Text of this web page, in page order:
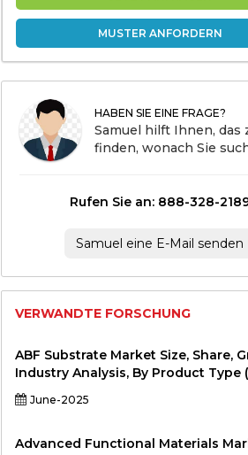
MUSTER ANFORDERN
HABEN SIE EINE FRAGE?
Samuel hilft Ihnen, das
finden, wonach Sie
Rufen Sie an: 888-328-
Samuel eine E-Mail senden
VERWANDTE FORSCHUNG
ABF Substrate Market Size, Share,
Industry Analysis, By Product Type
Substrate with ≤ 8 Layers, ABF
with 9–12 Layers, >12 Layers) By
Cards, Network Devices, Others)
June-2025
Advanced Functional Materials